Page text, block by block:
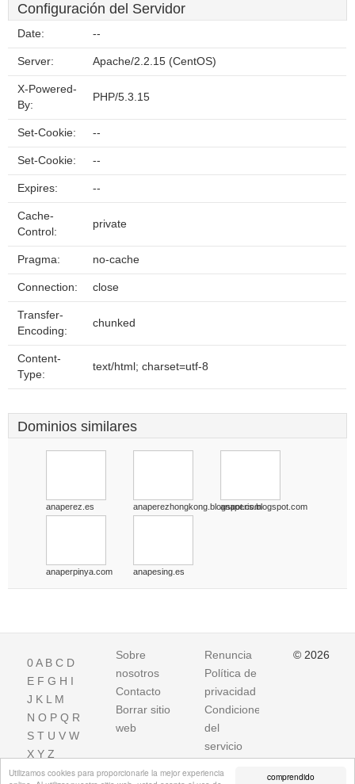
comprendido
Utilizamos cookies para proporcionarle la mejor experiencia
Configuración del Servidor
Date: --
Server: Apache/2.2.15 (CentOS)
X-Powered-
By:
PHP/5.3.15
Set-Cookie: --
Set-Cookie: --
Expires: --
Cache-
Control:
private
Pragma: no-cache
Connection: close
Transfer-
Encoding:
chunked
Content-
Type:
text/html; charset=utf-8
Dominios similares
anaperez.es anaperezhongkong.blogspot.comanaperis.blogspot.com
anaperpinya.com anapesing.es
0A B C D
E F G H I
J K L M
N O P Q R
S T U V W
X Y Z
Sobre
nosotros
Contacto
Borrar sitio
web
Renuncia
Política de
privacidad
Condiciones
del
servicio
© 2026